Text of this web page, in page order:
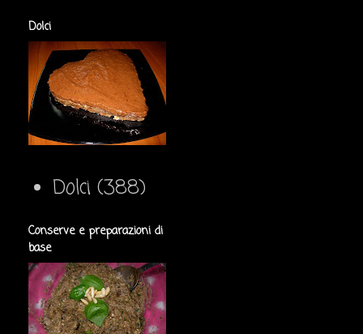
Dolci
Dolci (388)
Conserve e preparazioni di
base